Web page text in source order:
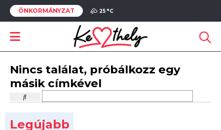
ÖNKORMÁNYZAT 25 °C
Nincs találat, próbálkozz egy
másik címkével
Legújabb